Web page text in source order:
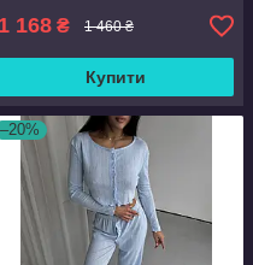
1 168 ₴ 1 460 ₴
Купити
–20%